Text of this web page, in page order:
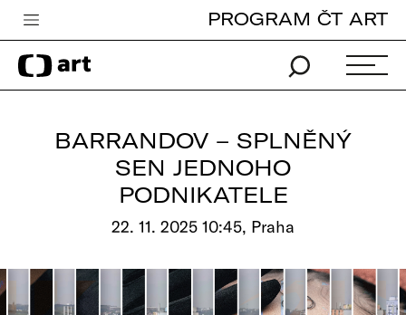
Česká televize
Zpravodajství
edu
Vše o ČT
PROGRAM ČT ART
BARRANDOV – SPLNĚNÝ
SEN JEDNOHO
PODNIKATELE
22. 11. 2025 10:45, Praha